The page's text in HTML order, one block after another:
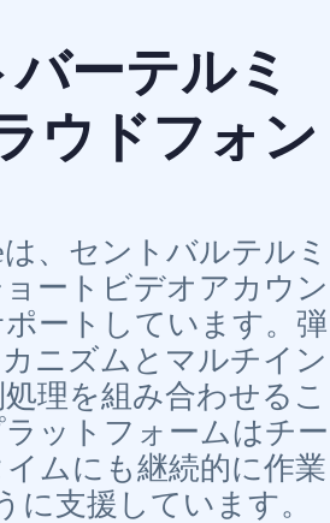
ーテルミ
ウドフォン
は、セントバルテルミ
ートビデオアカウン
ポートしています。弾
ニズムとマルチイン
理を組み合わせるこ
ットフォームはチー
ムにも継続的に作業
に支援しています。